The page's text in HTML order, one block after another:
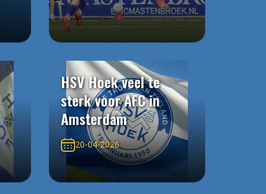
HSV Hoek veel te
sterk voor AFC in
Amsterdam
20-04-2026